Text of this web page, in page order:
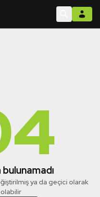
bulunamadı
ya da geçici olarak
olabilir